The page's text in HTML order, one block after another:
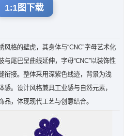
1:1图下载
风格的壁虎，其身体与“CNC”字母艺术化
与尾巴呈曲线延伸，字母“CNC”以装饰性
衔接。整体采用深紫色线迹，背景为浅
感。设计风格兼具工业感与自然元素，
品，体现现代工艺与创意结合。